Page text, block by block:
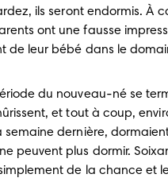
ils seront endormis. À
ont une fausse
de leur bébé dans le
du nouveau-né se
et tout à coup,
semaine dernière,
peuvent plus dormir.
de la chance et